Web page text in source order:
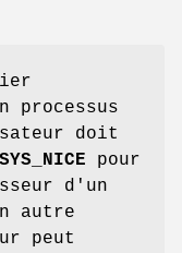
processus
doit
pour
d'un
autre
peut